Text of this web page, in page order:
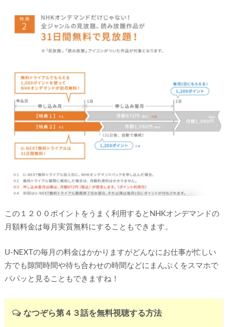
この１２００ポイントをうまく利用するとNHKオンデマンドの
月額料金は毎月実質無料にすることもできます。
U-NEXTの毎月の料金はかかりますがどんなにお仕事が忙しい
方でも隙間時間や待ち合わせの時間などにまんぷくをスマホで
パパッと見ることもできますね！
なつぞら第４３話を無料視聴する方法